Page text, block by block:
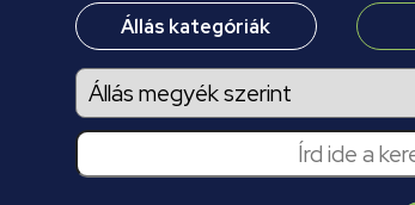
Állás kategóriák